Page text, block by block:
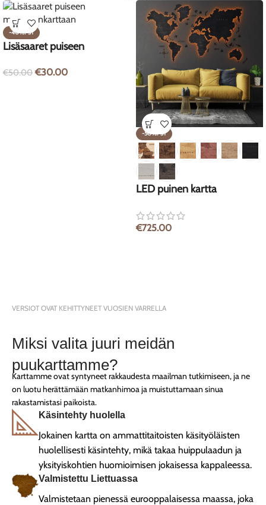
-40%P5T
Lisäsaaret puiseen
€50.00 €30.00
-50%P5T
LED puinen kartta
€725.00
VERSIOT OVAT KEHITTYNEET VUOSIEN VARRELLA
Miksi valita juuri meidän
puukarttamme?
Karttamme ovat syntyneet rakkaudesta maailman tutkimiseen, ja ne
on luotu herättämään matkanhimoa ja muistuttamaan sinua
rakastamistasi paikoista.
Käsintehty huolella
Jokainen kartta on ammattitaitoisten käsityöläisten
huolellisesti käsintehty, mikä takaa huippulaadun ja
yksityiskohtien huomioimisen jokaisessa kappaleessa.
Valmistettu Liettuassa
Valmistetaan pienessä eurooppalaisessa maassa, joka